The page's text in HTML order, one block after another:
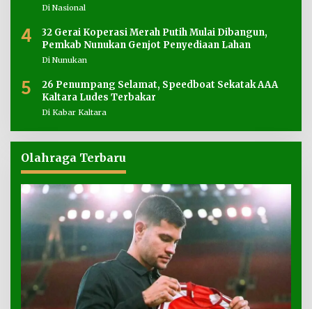
Di Nasional
4
32 Gerai Koperasi Merah Putih Mulai Dibangun,
Pemkab Nunukan Genjot Penyediaan Lahan
Di Nunukan
5
26 Penumpang Selamat, Speedboat Sekatak AAA
Kaltara Ludes Terbakar
Di Kabar Kaltara
Olahraga Terbaru